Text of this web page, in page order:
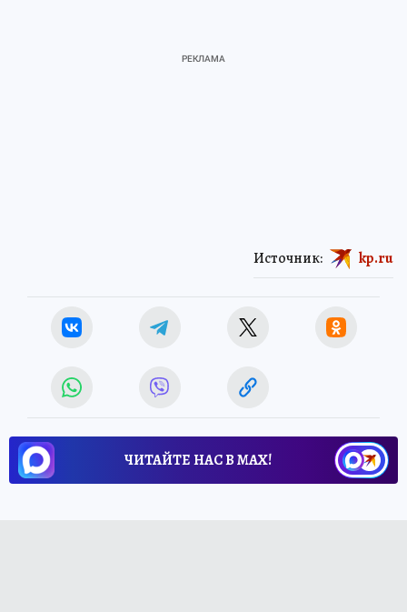
Источник: kp.ru
ЧИТАЙТЕ НАС В МАХ!